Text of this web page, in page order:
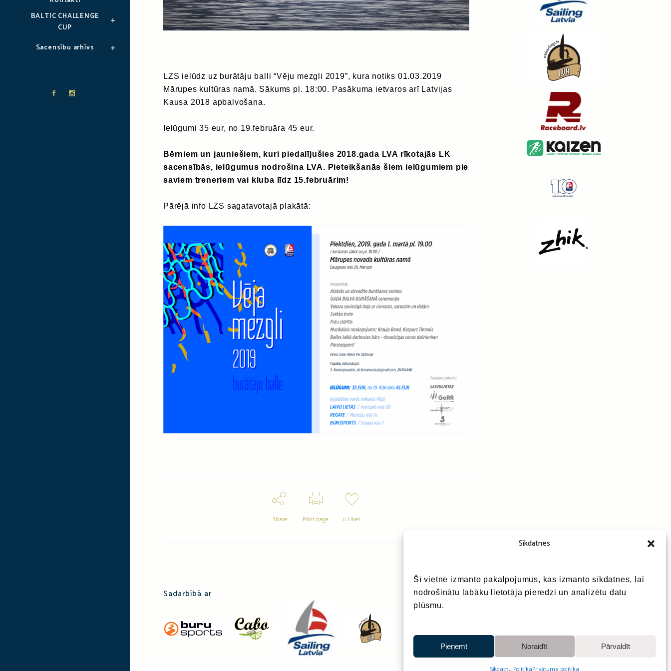
Sīkdatnes
Šī vietne izmanto pakalpojumus, kas izmanto sīkdatnes, lai
nodrošinātu labāku lietotāja pieredzi un analizētu datu
plūsmu.
Pieņemt Noraidīt Pārvaldīt
BALTIC CHALLENGE
CUP
Sacensību arhīvs
LZS ielūdz uz burātāju balli “Vēju mezgli 2019”, kura notiks 01.03.2019
Mārupes kultūras namā. Sākums pl. 18:00. Pasākuma ietvaros arī Latvijas
Kausa 2018 apbalvošana.
Ielūgumi 35 eur, no 19.februāra 45 eur.
Bērniem un jauniešiem, kuri piedalījušies 2018.gada LVA rīkotajās LK
sacensībās, ielūgumus nodrošina LVA. Pieteikšanās šiem ielūgumiem pie
saviem treneriem vai kluba līdz 15.februārim!
Pārējā info LZS sagatavotajā plakātā:
Share Print page 0 Likes
Sadarbībā ar